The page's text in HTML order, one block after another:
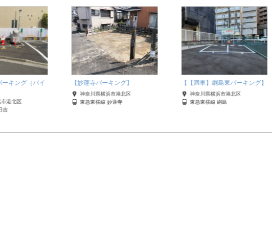
キング（バイ
港北区
吉
【妙蓮寺パーキング】
神奈川県横浜市港北区
東急東横線 妙蓮寺
【【満車】綱島東パーキング】
神奈川県横浜市港北区
東急東横線 綱島